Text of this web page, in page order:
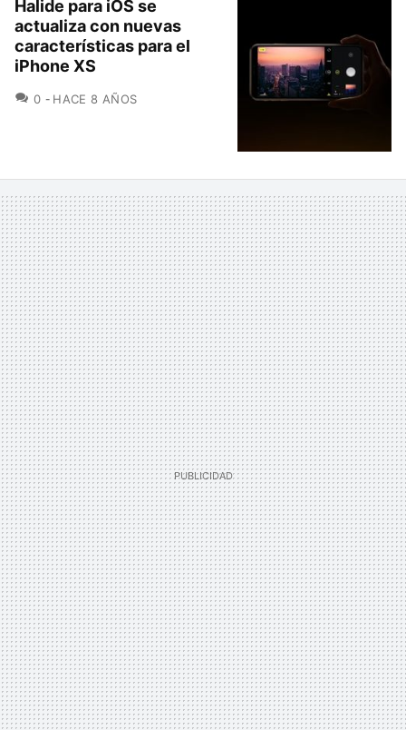
Halide para iOS se
actualiza con nuevas
características para el
iPhone XS
0 COMENTARIOS
HACE 8 AÑOS